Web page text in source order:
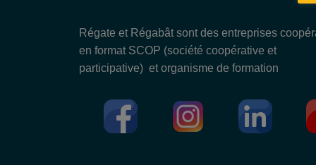
Régate et Régabât sont des entreprises
en format SCOP (société coopérative et
participative) et organisme de formation